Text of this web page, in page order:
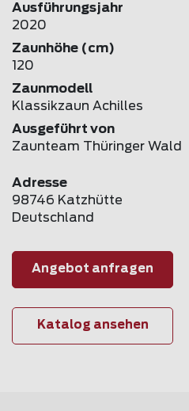
Ausführungsjahr
2020
Zaunhöhe (cm)
120
Zaunmodell
Klassikzaun Achilles
Ausgeführt von
Zaunteam Thüringer Wald
Adresse
98746 Katzhütte
Deutschland
Angebot anfragen
Katalog ansehen